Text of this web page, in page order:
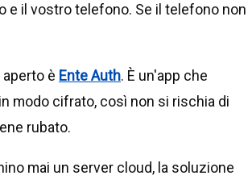
e il vostro telefono. Se il telefono non
è Ente Auth. È un'app che
modo cifrato, così non si rischia di
rubato.
mai un server cloud, la soluzione